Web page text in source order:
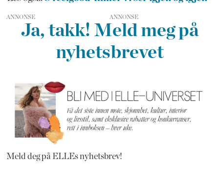
ANNONSE
Ja, takk! Meld meg på
nyhetsbrevet
Meld deg på ELLEs nyhetsbrev!